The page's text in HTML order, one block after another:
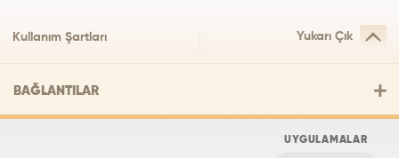
Kullanım Şartları Yukarı Çık
BAĞLANTILAR
UYGULAMALAR